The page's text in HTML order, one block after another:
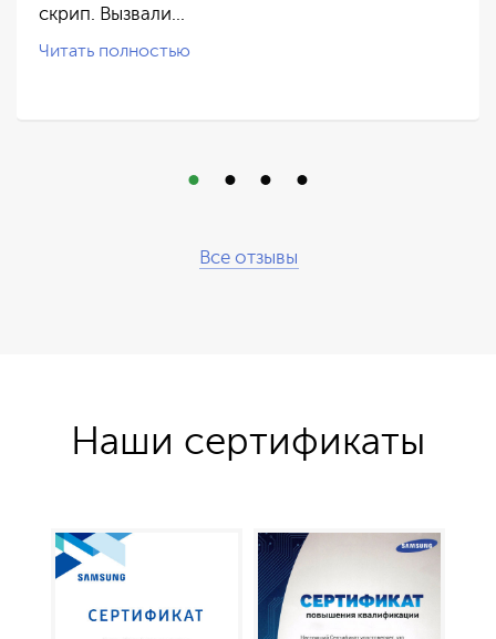
скрип. Вызвали…
Читать полностью
Все отзывы
Наши сертификаты